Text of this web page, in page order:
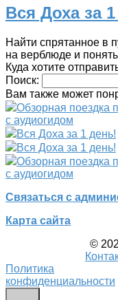
Вся Доха за
Найти спрятанное в
на верблюде и
Куда хотите
Поиск:
Вам также может
Обзорная поездка
с аудиогидом
Вся Доха за 1 день!
Вся Доха за 1 день!
Обзорная поездка
с аудиогидом
Связаться с
Карта сайта
©
Политика
конфиденциальности